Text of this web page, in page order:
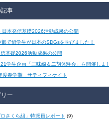
事
日本発信基礎2026活動成果の公開
部で留学生が日本のSDGsを学びました！
基礎2026活動成果の公開
学生企画「三味線＆二胡体験会」を開催しま
度春学期 サティフィケイト
ー
さくら組」特派員レポート (9)